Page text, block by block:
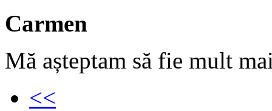
Carmen
Mă așteptam să fie mult
<<